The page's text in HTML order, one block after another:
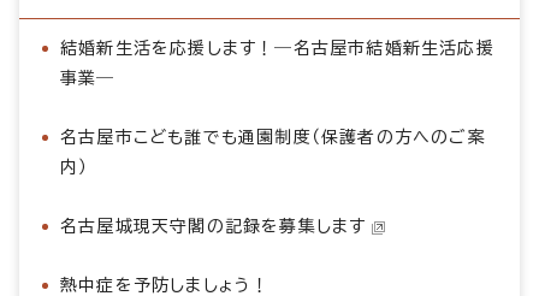
結婚新生活を応援します！―名古屋市結婚新生活応援
事業―
名古屋市こども誰でも通園制度（保護者の方へのご案
内）
名古屋城現天守閣の記録を募集します
熱中症を予防しましょう！